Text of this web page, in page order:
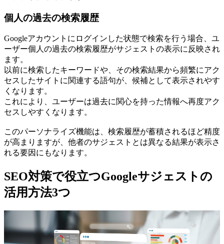
個人の過去の検索履歴
Googleアカウントにログインした状態で検索を行う場合、ユ
ーザー個人の過去の検索履歴がサジェストの表示に反映され
ます。
以前に検索したキーワードや、その検索結果から頻繁にアク
セスしたサイトに関連する語句が、候補として表示されやす
くなります。
これにより、ユーザーは過去に関心を持った情報へ再度アク
セスしやすくなります。
このパーソナライズ機能は、検索履歴が蓄積されるほど精度
が高まりますが、他者のサジェストとは異なる結果が表示さ
れる要因にもなります。
SEO対策で役立つGoogleサジェストの
活用方法3つ